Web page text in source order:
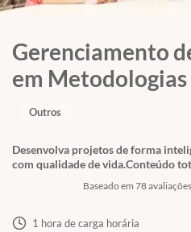
Gerenciamento
em Metodologias
Desenvolva projetos de forma
com qualidade de vida.Conteúdo
Baseado em 78 avaliações
Outros
1 hora de carga horária